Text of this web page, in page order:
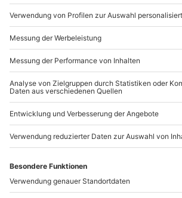
Artikelnummer: 16067
Andere Produkte entdecken
Paar-Fotoshooting
Duisburg